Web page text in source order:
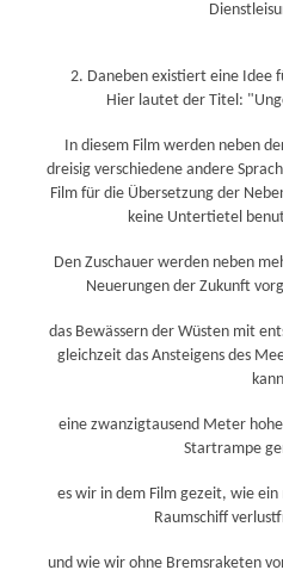
2. Daneben existiert eine Idee
Hier lautet der Titel:
In diesem Film werden neben
dreisig verschiedene andere
Film für die Übersetzung der
keine Untertietel
Den Zuschauer werden neben
Neuerungen der Zukunft
das Bewässern der Wüsten mit
gleichzeit das Ansteigens des
kann
eine zwanzigtausend Meter
Startrampe
es wir in dem Film gezeit, wie
Raumschiff
und wie wir ohne Bremsraketen